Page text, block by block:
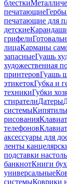
блестки
печатающиеГербы
печатающие для
детские
грифели
лицаКарманы
запасныеГуашь
художественная
принтеровГуашь
этикетокГубка и
техникиГубки
стирателиДатеры
системы
рисования
телефонов
аксессуары для
ленты
подставки
банкнотКниги
универсальные
системыКоврики